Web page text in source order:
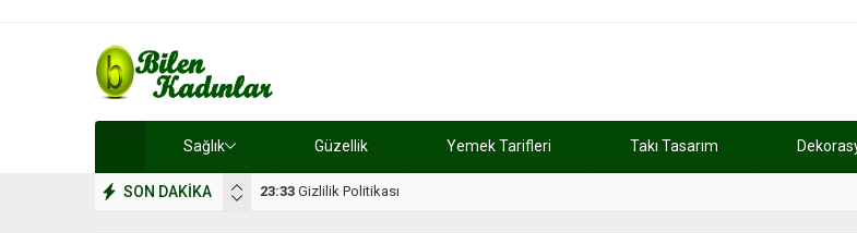
Sağlık Güzellik Yemek Tarifleri Takı Tasarım
SON DAKİKA 17:08 Dilan, düğününe 5 gün kala hayatını kaybetti